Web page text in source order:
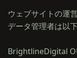
ウェブサイトの運
データ管理者は以
BrightlineDigital